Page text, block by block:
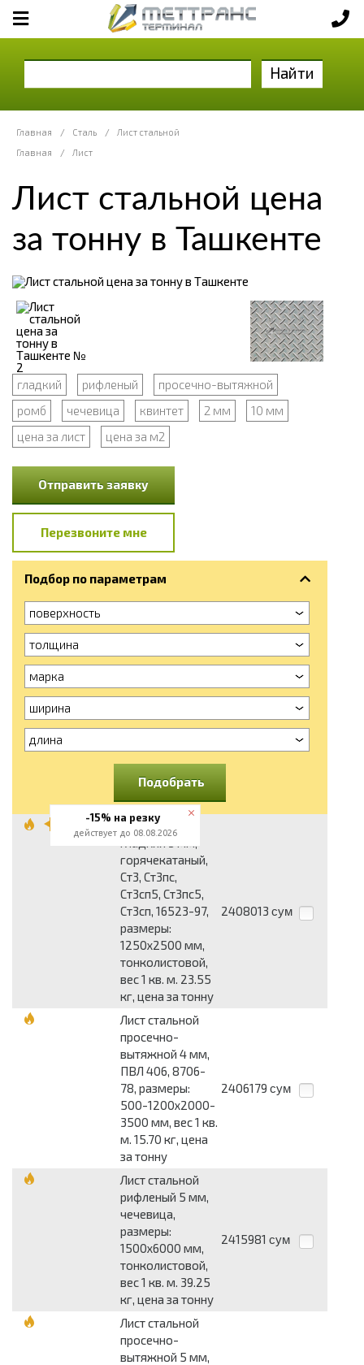
Найти
Главная / Сталь /
Лист стальной
Главная
/ Лист
Лист стальной цена
за тонну в Ташкенте
гладкий рифленый
просечно-вытяжной
ромб
чечевица квинтет 2 мм
10 мм
цена за лист
цена за м2
Отправить заявку
Перезвоните мне
Подбор по параметрам
поверхность
толщина
марка
ширина
длина
Подобрать
Лист стальной
гладкий 3 мм,
горячекатаный,
Ст3, Ст3пс,
Ст3сп5, Ст3пс5,
Ст3сп, 16523-97,
размеры:
1250x2500 мм,
тонколистовой,
вес 1 кв. м. 23.55
кг, цена за тонну
2408013 сум
Лист стальной
просечно-
вытяжной 4 мм,
ПВЛ 406, 8706-
78, размеры:
500-1200x2000-
3500 мм, вес 1 кв.
м. 15.70 кг, цена
за тонну
2406179 сум
Лист стальной
рифленый 5 мм,
чечевица,
размеры:
1500x6000 мм,
тонколистовой,
вес 1 кв. м. 39.25
кг, цена за тонну
2415981 сум
Лист стальной
просечно-
вытяжной 5 мм,
-15% на резку
действует до 08.08.2026